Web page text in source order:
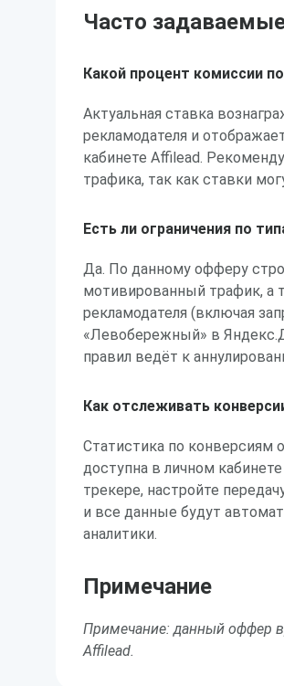
Часто
Какой процент комиссии
Актуальная ставка
рекламодателя и
кабинете Affilead.
трафика, так как ставки
Есть ли ограничения по
Да. По данному офферу
мотивированный трафик, а
рекламодателя (включая
«Левобережный» в
правил ведёт к
Как отслеживать
Статистика по конверсиям
доступна в личном
трекере, настройте
и все данные будут
аналитики.
Примечание
Примечание: данный оффер
Affilead.